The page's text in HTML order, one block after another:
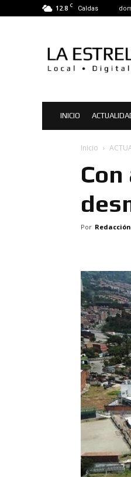
12.8 C Caldas
Estrella
Hoy
|
de
La
INICIO
Inicio
Por